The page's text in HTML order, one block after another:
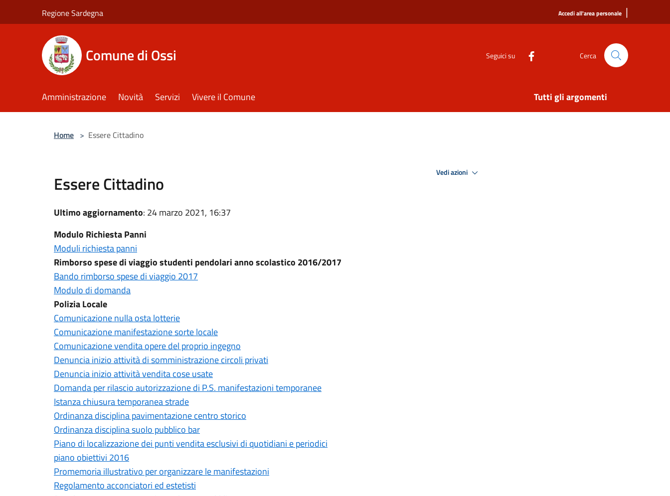
Regione Sardegna Accedi all'area personale |
Comune di Ossi Seguici su Cerca
Amministrazione Novità Servizi Vivere il Comune Tutti gli argomenti
Home > Essere Cittadino
Essere Cittadino
Ultimo aggiornamento: 24 marzo 2021, 16:37
Modulo Richiesta Panni
Moduli richiesta panni
Rimborso spese di viaggio studenti pendolari anno scolastico 2016/2017
Bando rimborso spese di viaggio 2017
Modulo di domanda
Polizia Locale
Comunicazione nulla osta lotterie
Comunicazione manifestazione sorte locale
Comunicazione vendita opere del proprio ingegno
Denuncia inizio attività di somministrazione circoli privati
Denuncia inizio attività vendita cose usate
Domanda per rilascio autorizzazione di P.S. manifestazioni temporanee
Istanza chiusura temporanea strade
Ordinanza disciplina pavimentazione centro storico
Ordinanza disciplina suolo pubblico bar
Piano di localizzazione dei punti vendita esclusivi di quotidiani e periodici
piano obiettivi 2016
Promemoria illustrativo per organizzare le manifestazioni
Regolamento acconciatori ed estetisti
Vedi azioni